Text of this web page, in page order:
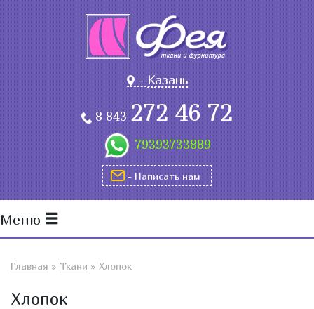
-Казань
8 843272 46 72
79393733889
- Написать нам
Меню
Главная » Ткани » Хлопок
Хлопок